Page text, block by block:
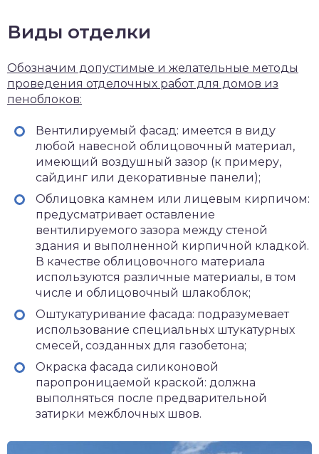
Виды отделки
Обозначим допустимые и желательные методы
проведения отделочных работ для домов из
пеноблоков:
Вентилируемый фасад: имеется в виду
любой навесной облицовочный материал,
имеющий воздушный зазор (к примеру,
сайдинг или декоративные панели);
Облицовка камнем или лицевым кирпичом:
предусматривает оставление
вентилируемого зазора между стеной
здания и выполненной кирпичной кладкой.
В качестве облицовочного материала
используются различные материалы, в том
числе и облицовочный шлакоблок;
Оштукатуривание фасада: подразумевает
использование специальных штукатурных
смесей, созданных для газобетона;
Окраска фасада силиконовой
паропроницаемой краской: должна
выполняться после предварительной
затирки межблочных швов.